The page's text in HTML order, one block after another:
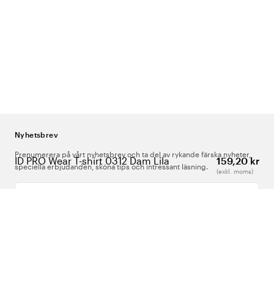
ID PRO Wear T-shirt 0312 Dam Lila 159,20 kr
(exkl. moms)
Nyhetsbrev
Prenumerera på vårt nyhetsbrev och ta del av rykande färska nyheter,
speciella erbjudanden, sköna tips och intressant läsning.
Ange din e-postadress